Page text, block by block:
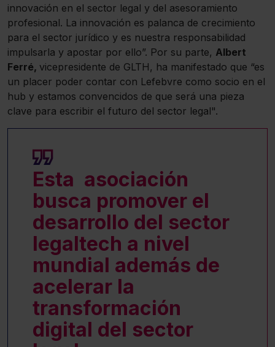
innovación en el sector legal y del asesoramiento
profesional. La innovación es palanca de crecimiento
para el sector jurídico y es nuestra responsabilidad
impulsarla y apostar por ello”. Por su parte, Albert
Ferré, vicepresidente de GLTH, ha manifestado que “es
un placer poder contar con Lefebvre como socio en el
hub y estamos convencidos de que será una pieza
clave para escribir el futuro del sector legal".
Esta asociación
busca promover el
desarrollo del sector
legaltech a nivel
mundial además de
acelerar la
transformación
digital del sector